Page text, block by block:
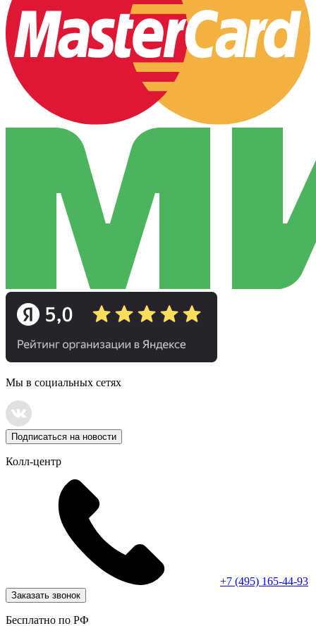
Мы в социальных сетях
Подписаться на новости
Колл-центр
+7 (495) 165-44-93
Заказать звонок
Бесплатно по РФ